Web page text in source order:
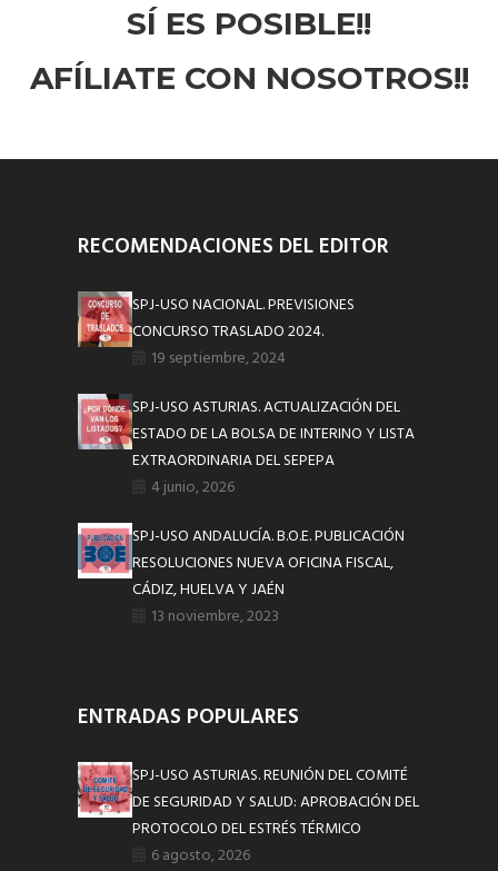
SÍ ES POSIBLE!!
AFÍLIATE CON NOSOTROS!!
RECOMENDACIONES DEL EDITOR
SPJ-USO NACIONAL. PREVISIONES
CONCURSO TRASLADO 2024.
19 septiembre, 2024
SPJ-USO ASTURIAS. ACTUALIZACIÓN DEL
ESTADO DE LA BOLSA DE INTERINO Y LISTA
EXTRAORDINARIA DEL SEPEPA
4 junio, 2026
SPJ-USO ANDALUCÍA. B.O.E. PUBLICACIÓN
RESOLUCIONES NUEVA OFICINA FISCAL,
CÁDIZ, HUELVA Y JAÉN
13 noviembre, 2023
ENTRADAS POPULARES
SPJ-USO ASTURIAS. REUNIÓN DEL COMITÉ
DE SEGURIDAD Y SALUD: APROBACIÓN DEL
PROTOCOLO DEL ESTRÉS TÉRMICO
6 agosto, 2026